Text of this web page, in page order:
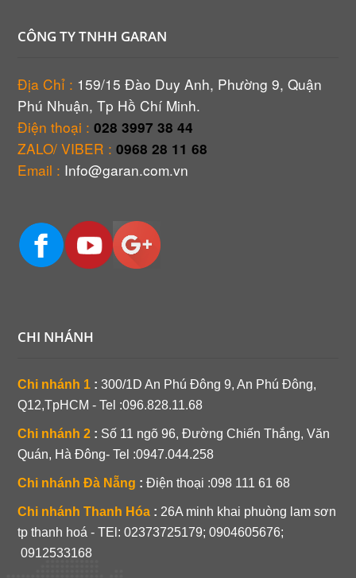
CÔNG TY TNHH GARAN
Địa Chỉ : 159/15 Đào Duy Anh, Phường 9, Quận
Phú Nhuận, Tp Hồ Chí Minh.
Điện thoại : 028 3997 38 44
ZALO/ VIBER : 0968 28 11 68
Email : Info@garan.com.vn
CHI NHÁNH
Chi nhánh 1 : 300/1D An Phú Đông 9, An Phú Đông,
Q12,TpHCM - Tel :096.828.11.68
Chi nhánh 2 : Số 11 ngõ 96, Đường Chiến Thắng, Văn
Quán, Hà Đông- Tel :0947.044.258
Chi nhánh Đà Nẵng :Điện thoại :098 111 61 68
Chi nhánh Thanh Hóa : 26A minh khai phuòng lam sơn
tp thanh hoá - TEl: 02373725179; 0904605676;
0912533168